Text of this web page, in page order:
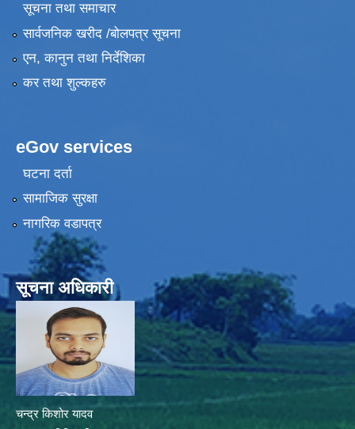
सूचना तथा समाचार
सार्वजनिक खरीद /बोलपत्र सूचना
एन, कानुन तथा निर्देशिका
कर तथा शुल्कहरु
eGov services
घटना दर्ता
सामाजिक सुरक्षा
नागरिक वडापत्र
सूचना अधिकारी
चन्द्र किशोर यादव